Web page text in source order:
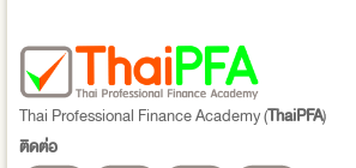
Thai Professional Finance Academy (ThaiPFA)
ติดต่อ